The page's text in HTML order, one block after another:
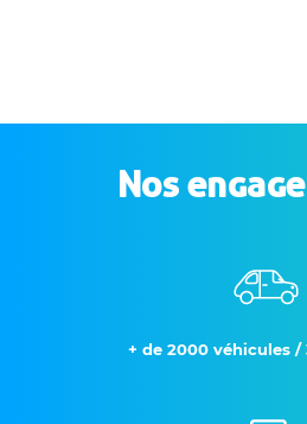
Nos
+ de 2000 véhicules /